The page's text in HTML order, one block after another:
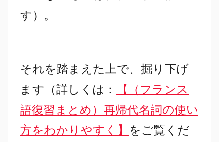
す）。
それを踏まえた上で、掘り下げ
ます（詳しくは：
【（フランス
語復習まとめ）再帰代名詞の使い
方をわかりやすく】 をご覧くだ